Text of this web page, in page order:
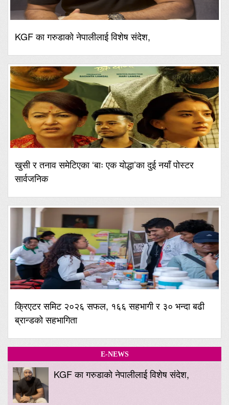
KGF का गरुडाको नेपालीलाई विशेष संदेश,
खुसी र तनाव समेटिएका ‘बाः एक योद्धा’का दुई नयाँ पोस्टर
सार्वजनिक
क्रिएटर समिट २०२६ सफल, १६६ सहभागी र ३० भन्दा बढी
ब्रान्डको सहभागिता
E-NEWS
KGF का गरुडाको नेपालीलाई विशेष संदेश,